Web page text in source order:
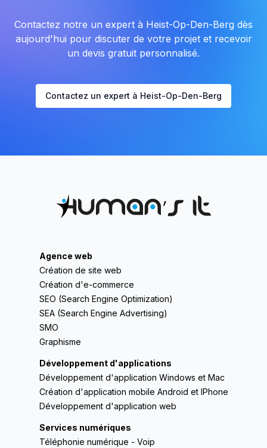
Contactez notre un expert à Heist-Op-Den-Berg dès
aujourd'hui pour discuter de votre projet et recevoir
un devis gratuit personnalisé.
Contactez un expert à Heist-Op-Den-Berg
Agence web
Création de site web
Création d'e-commerce
SEO (Search Engine Optimization)
SEA (Search Engine Advertising)
SMO
Graphisme
Développement d'applications
Développement d'application Windows et Mac
Création d'application mobile Android et IPhone
Développement d'application web
Services numériques
Téléphonie numérique - Voip